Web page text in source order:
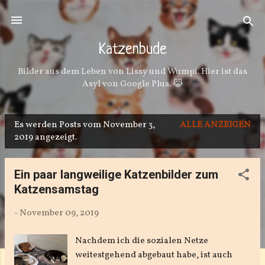
Direkt zum Hauptbereich
Katzenbude
Bilder aus dem Leben von Lissy und Wumpi. Hier ist das
Asyl von Google Plus. 😹
o
Es werden Posts vom November 3,
2019 angezeigt.
ALLE ANZEIGEN
Ein paar langweilige Katzenbilder zum
Katzensamstag
-November 09, 2019
Nachdem ich die sozialen Netze
weitestgehend abgebaut habe, ist auch